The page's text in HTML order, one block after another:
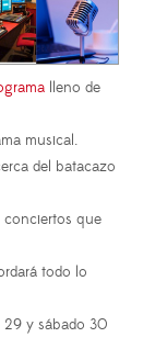
lleno de
musical.
del batacazo
conciertos que
todo lo
29 y sábado 30